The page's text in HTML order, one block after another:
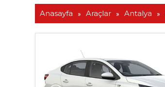
Anasayfa » Araçlar » Antalya »